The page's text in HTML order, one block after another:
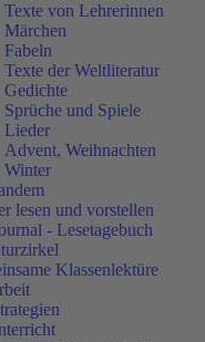
Texte von Lehrerinnen
Märchen
Fabeln
Texte der Weltliteratur
Gedichte
Sprüche und Spiele
Lieder
Advent, Weihnachten
Winter
lesen und vorstellen
- Lesetagebuch
Klassenlektüre